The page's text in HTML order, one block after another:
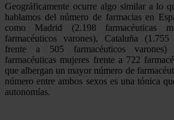
Geográficamente ocurre algo similar a lo
hablamos del número de farmacias en
como Madrid (2.198 farmacéuticas
farmacéuticos varones), Cataluña (1.755
frente a 505 farmacéuticos
farmacéuticas mujeres frente a 722
que albergan un mayor número de
número entre ambos sexos es una tónica
autonomías.